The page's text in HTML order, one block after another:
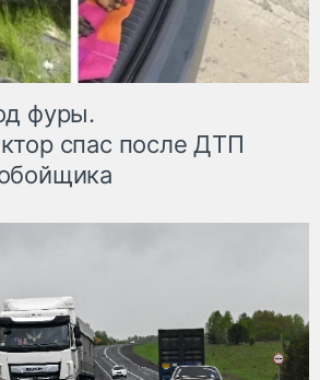
фуры.
спас после ДТП